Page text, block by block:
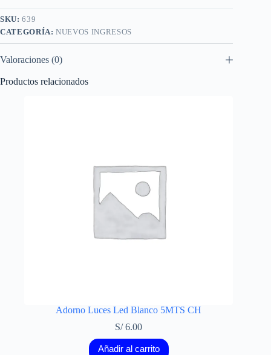
RCC
cantidad
SKU:639
CATEGORÍA:NUEVOS INGRESOS
Valoraciones (0)
Productos relacionados
Adorno Luces Led Blanco 5MTS CH
S/6.00
Añadir al carrito